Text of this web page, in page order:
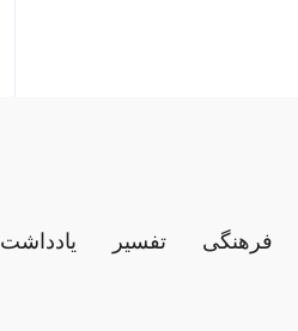
فرهنگی تفسیر یادداشت